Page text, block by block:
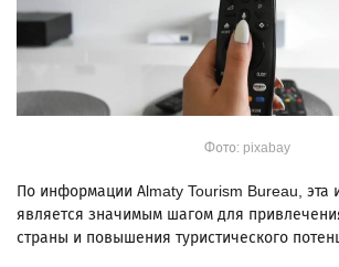
Фото: pixabay
По информации Almaty Tourism Bureau, эта
является значимым шагом для
страны и повышения туристического